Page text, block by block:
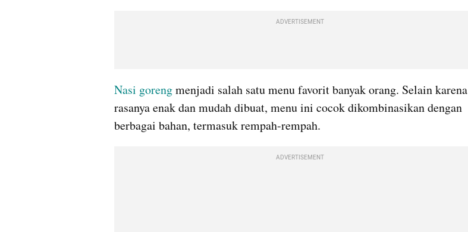
ADVERTISEMENT
Nasi goreng menjadi salah satu menu favorit banyak orang. Selain karena
rasanya enak dan mudah dibuat, menu ini cocok dikombinasikan dengan
berbagai bahan, termasuk rempah-rempah.
ADVERTISEMENT